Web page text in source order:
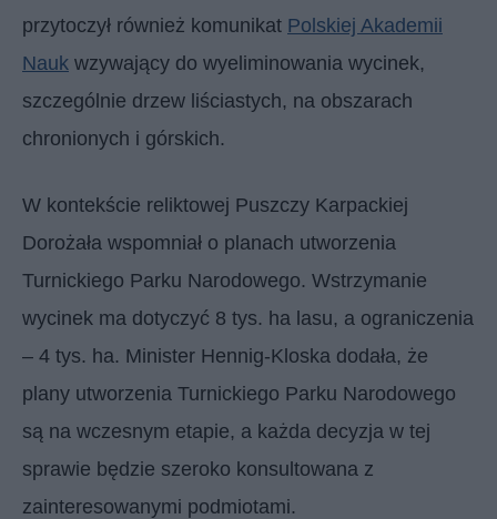
przytoczył również komunikat Polskiej Akademii
Nauk wzywający do wyeliminowania wycinek,
szczególnie drzew liściastych, na obszarach
chronionych i górskich.
W kontekście reliktowej Puszczy Karpackiej
Dorożała wspomniał o planach utworzenia
Turnickiego Parku Narodowego. Wstrzymanie
wycinek ma dotyczyć 8 tys. ha lasu, a ograniczenia
– 4 tys. ha. Minister Hennig-Kloska dodała, że
plany utworzenia Turnickiego Parku Narodowego
są na wczesnym etapie, a każda decyzja w tej
sprawie będzie szeroko konsultowana z
zainteresowanymi podmiotami.